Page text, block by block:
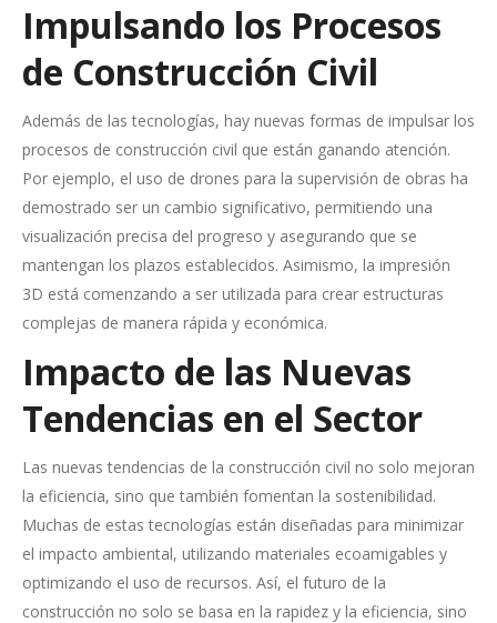
Impulsando los Procesos
de Construcción Civil
Además de las tecnologías, hay nuevas formas de impulsar los
procesos de construcción civil que están ganando atención.
Por ejemplo, el uso de drones para la supervisión de obras ha
demostrado ser un cambio significativo, permitiendo una
visualización precisa del progreso y asegurando que se
mantengan los plazos establecidos. Asimismo, la impresión
3D está comenzando a ser utilizada para crear estructuras
complejas de manera rápida y económica.
Impacto de las Nuevas
Tendencias en el Sector
Las nuevas tendencias de la construcción civil no solo mejoran
la eficiencia, sino que también fomentan la sostenibilidad.
Muchas de estas tecnologías están diseñadas para minimizar
el impacto ambiental, utilizando materiales ecoamigables y
optimizando el uso de recursos. Así, el futuro de la
construcción no solo se basa en la rapidez y la eficiencia, sino